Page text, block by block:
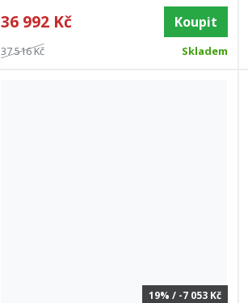
36 992 Kč Koupit
37 516 Kč Skladem
19% / -7 053 Kč